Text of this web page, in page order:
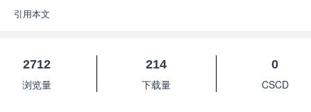
引用本文
2712
浏览量
214
下载量
0
CSCD